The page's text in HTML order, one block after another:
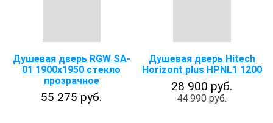
Душевая дверь RGW SA-
01 1900x1950 стекло
прозрачное
55 275 руб.
Душевая дверь Hitech
Horizont plus HPNL1 1200
28 900 руб.
44 990 руб.